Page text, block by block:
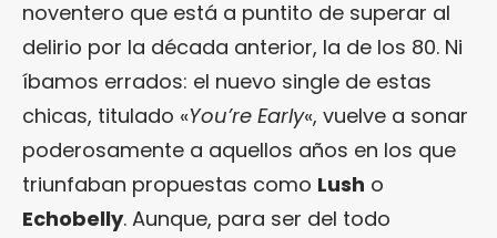
noventero que está a puntito de superar al
delirio por la década anterior, la de los 80. Ni
íbamos errados: el nuevo single de estas
chicas, titulado «You’re Early«, vuelve a sonar
poderosamente a aquellos años en los que
triunfaban propuestas como Lush o
Echobelly. Aunque, para ser del todo